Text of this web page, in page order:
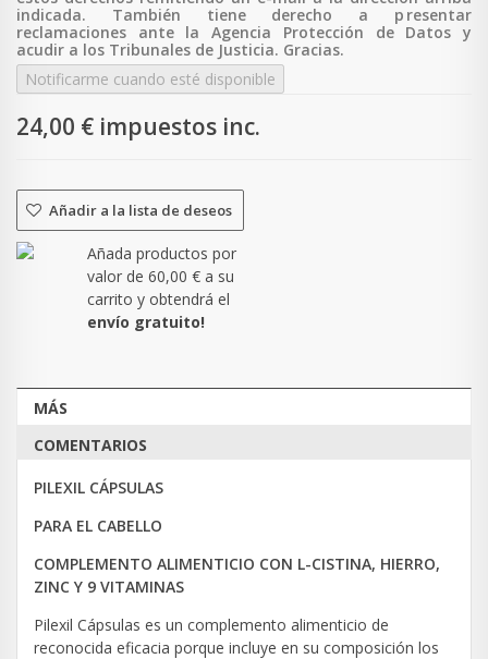
indicada. También tiene derecho a p resentar
reclamaciones ante la Agencia Protección de Datos y
acudir a los Tribunales de Justicia. Gracias.
Notificarme cuando esté disponible
24,00 € impuestos inc.
Añadir a la lista de deseos
Añada productos por
valor de 60,00 € a su
carrito y obtendrá el
envío gratuito!
MÁS
COMENTARIOS
PILEXIL CÁPSULAS
PARA EL CABELLO
COMPLEMENTO ALIMENTICIO CON L-CISTINA, HIERRO,
ZINC Y 9 VITAMINAS
Pilexil Cápsulas es un complemento alimenticio de
reconocida eficacia porque incluye en su composición los